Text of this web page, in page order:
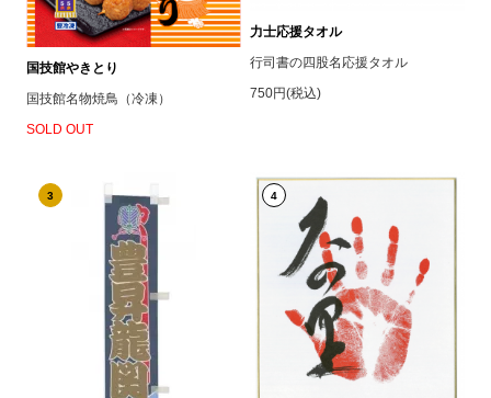
国技館やきとり
国技館名物焼鳥（冷凍）
SOLD OUT
力士応援タオル
行司書の四股名応援タオル
750円(税込)
3 4